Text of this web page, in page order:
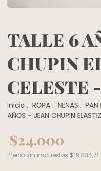
TALLE 6
CHUPIN
CELESTE
Inicio . ROPA . NENAS .
AÑOS - JEAN CHUPIN
$24.000
Precio sin impuestos $19.834,71